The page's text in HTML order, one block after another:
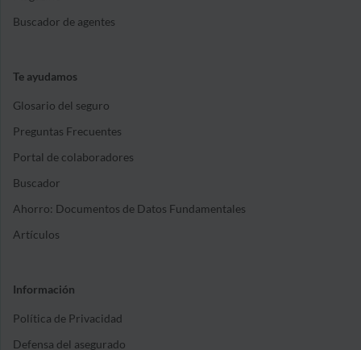
Buscador de agentes
Te ayudamos
Glosario del seguro
Preguntas Frecuentes
Portal de colaboradores
Buscador
Ahorro: Documentos de Datos Fundamentales
Artículos
Información
Política de Privacidad
Defensa del asegurado